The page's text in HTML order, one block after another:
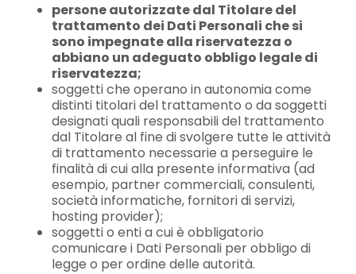
persone autorizzate dal Titolare del
trattamento dei Dati Personali che si
sono impegnate alla riservatezza o
abbiano un adeguato obbligo legale di
riservatezza;
soggetti che operano in autonomia come
distinti titolari del trattamento o da soggetti
designati quali responsabili del trattamento
dal Titolare al fine di svolgere tutte le attività
di trattamento necessarie a perseguire le
finalità di cui alla presente informativa (ad
esempio, partner commerciali, consulenti,
società informatiche, fornitori di servizi,
hosting provider);
soggetti o enti a cui è obbligatorio
comunicare i Dati Personali per obbligo di
legge o per ordine delle autorità.